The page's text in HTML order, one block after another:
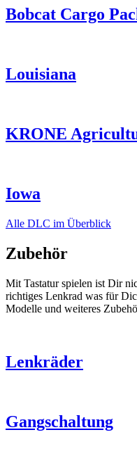
Bobcat Cargo
Louisiana
KRONE
Iowa
Alle DLC im Überblick
Zubehör
Mit Tastatur spielen ist Dir
richtiges Lenkrad was für
Modelle und weiteres
Lenkräder
Gangschaltung